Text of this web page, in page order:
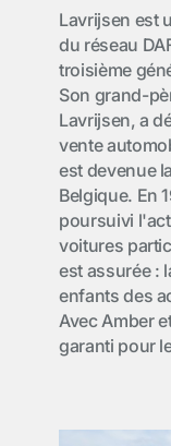
Lavrijsen est
du réseau
troisième
Son grand-
Lavrijsen, a
vente
est devenue
Belgique. En
poursuivi
voitures
est assurée :
enfants des
Avec Amber
garanti pour